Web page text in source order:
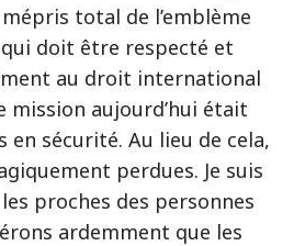
total de l’emblème
qui doit être respecté et
au droit international
mission aujourd’hui était
en sécurité. Au lieu de cela,
perdues. Je suis
proches des personnes
ardemment que les